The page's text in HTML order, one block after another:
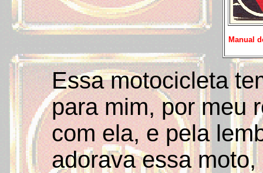
Manual
Essa motocicleta
para mim, por meu
com ela, e pela
adorava essa